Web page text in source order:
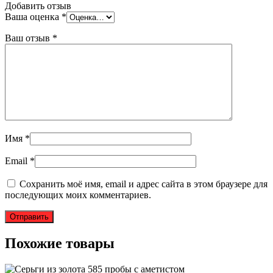
Добавить отзыв
Ваша оценка *
Ваш отзыв *
Имя *
Email *
Сохранить моё имя, email и адрес сайта в этом браузере для
последующих моих комментариев.
Похожие товары